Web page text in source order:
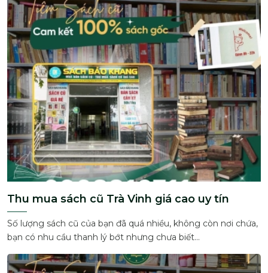
Thu mua sách cũ Trà Vinh giá cao uy tín
Số lượng sách cũ của bạn đã quá nhiều, không còn nơi chứa,
bạn có nhu cầu thanh lý bớt nhưng chưa biết...